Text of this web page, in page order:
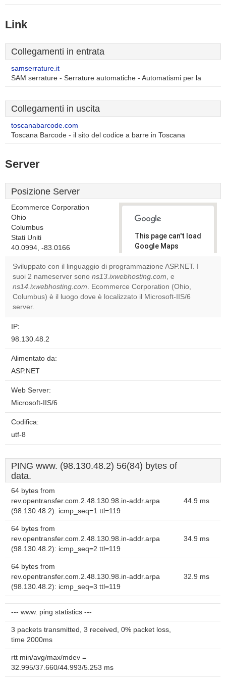
Link
Collegamenti in entrata
samserrature.it
SAM serrature - Serrature automatiche - Automatismi per la
Collegamenti in uscita
toscanabarcode.com
Toscana Barcode - il sito del codice a barre in Toscana
Server
Posizione Server
Ecommerce Corporation
Ohio
Columbus
Stati Uniti
40.0994, -83.0166
This page can't load
Google Maps
correctly.
Do you
own this
website?
Sviluppato con il linguaggio di programmazione ASP.NET. I
suoi 2 nameserver sono ns13.ixwebhosting.com, e
ns14.ixwebhosting.com. Ecommerce Corporation (Ohio,
Columbus) è il luogo dove è localizzato il Microsoft-IIS/6
server.
IP:
98.130.48.2
Alimentato da:
ASP.NET
Web Server:
Microsoft-IIS/6
Codifica:
utf-8
PING www. (98.130.48.2) 56(84) bytes of
data.
64 bytes from
rev.opentransfer.com.2.48.130.98.in-addr.arpa
(98.130.48.2): icmp_seq=1 ttl=119
44.9 ms
64 bytes from
rev.opentransfer.com.2.48.130.98.in-addr.arpa
(98.130.48.2): icmp_seq=2 ttl=119
34.9 ms
64 bytes from
rev.opentransfer.com.2.48.130.98.in-addr.arpa
(98.130.48.2): icmp_seq=3 ttl=119
32.9 ms
--- www. ping statistics ---
3 packets transmitted, 3 received, 0% packet loss,
time 2000ms
rtt min/avg/max/mdev =
32.995/37.660/44.993/5.253 ms